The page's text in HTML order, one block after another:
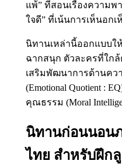
แพ้” ที่สอนเรื่องความพ
ใจดี” ที่เน้นการเห็นอก
นิทานเหล่านี้ออกแบบใ
ฉากสนุก ตัวละครที่ใกล้
เสริมพัฒนาการด้านค
(Emotional Quotient :
คุณธรรม (Moral
นิทานก่อนนอน
ไทย สำหรับฝึก